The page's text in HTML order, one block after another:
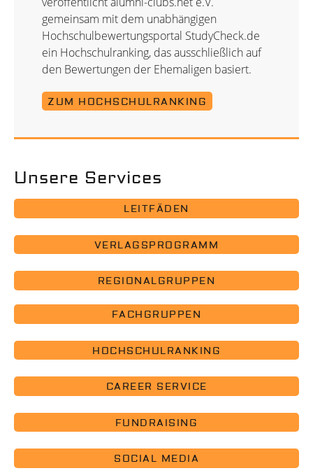
gemeinsam mit dem unabhängigen
Hochschulbewertungsportal StudyCheck.de
ein Hochschulranking, das ausschließlich auf
den Bewertungen der Ehemaligen basiert.
ZUM HOCHSCHULRANKING
Unsere Services
LEITFÄDEN
VERLAGSPROGRAMM
REGIONALGRUPPEN
FACHGRUPPEN
HOCHSCHULRANKING
CAREER SERVICE
FUNDRAISING
SOCIAL MEDIA